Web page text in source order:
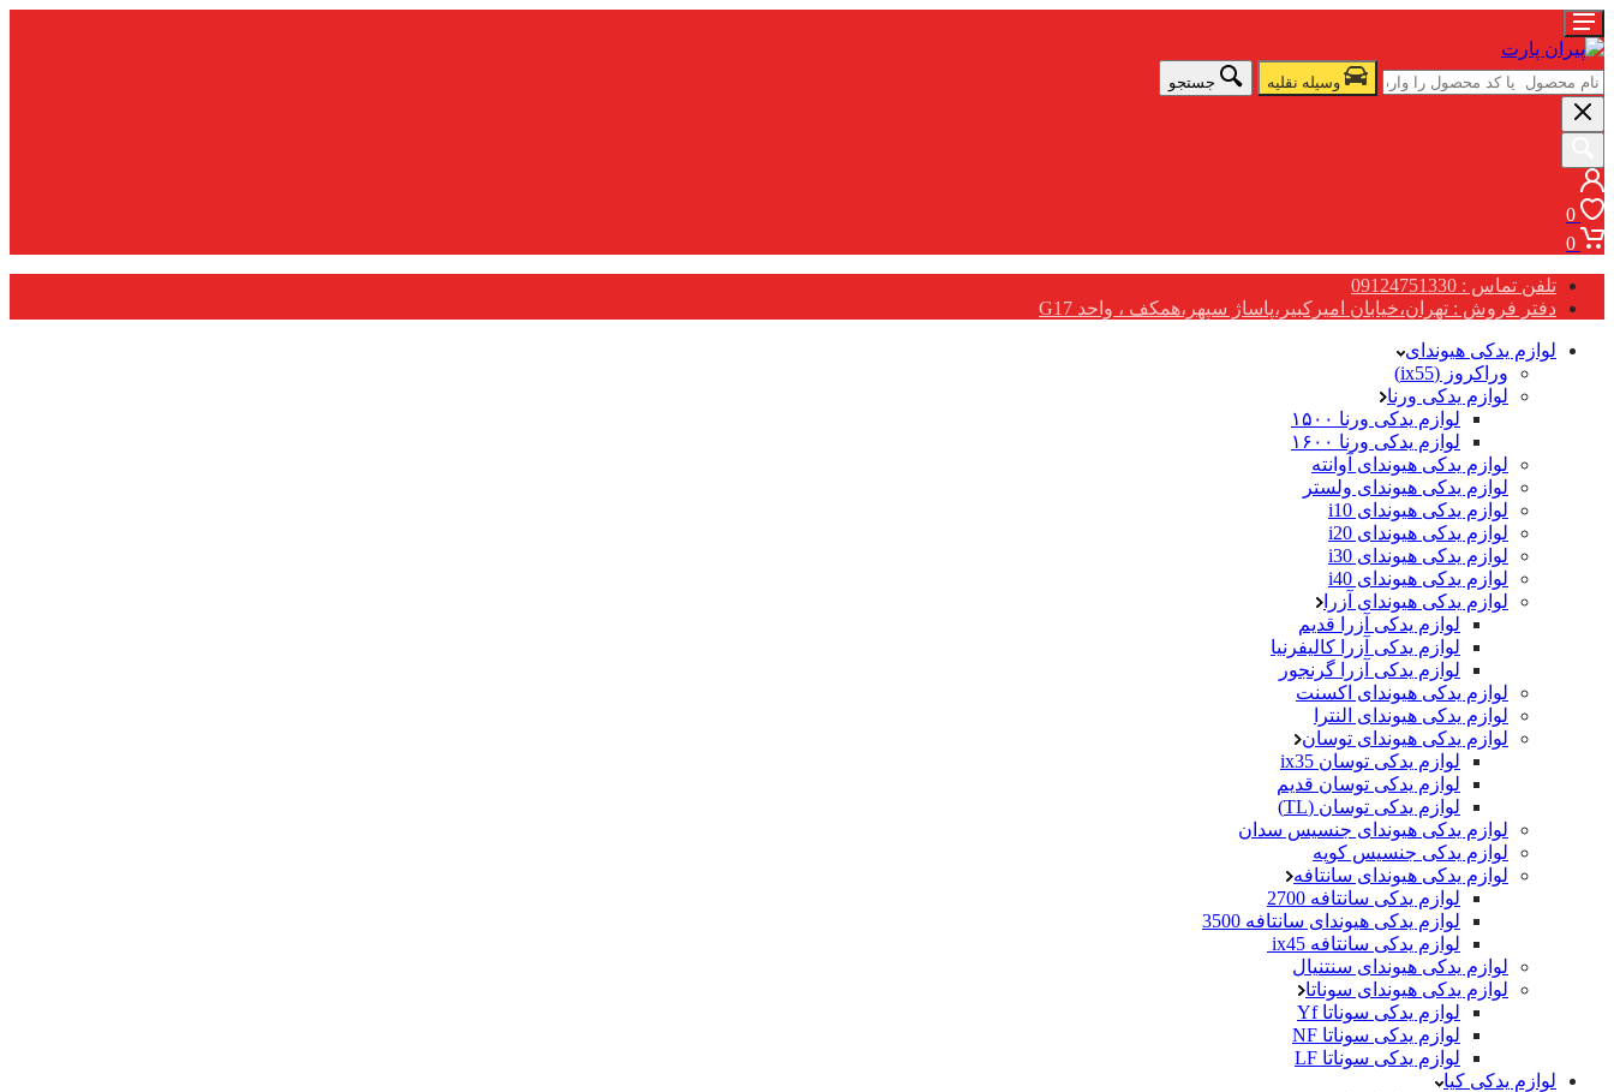
وسیله نقلیه جستجو
0
0
تلفن تماس : 09124751330
دفتر فروش : تهران،خیابان امیرکبیر،پاساژ سپهر،همکف ، واحد G17
لوازم یدکی هیوندای
وراکروز (ix55)
لوازم یدکی ورنا
لوازم یدکی ورنا ۱۵۰۰
لوازم یدکی ورنا ۱۶۰۰
لوازم یدکی هیوندای آوانته
لوازم یدکی هیوندای ولستر
لوازم یدکی هیوندای i10
لوازم یدکی هیوندای i20
لوازم یدکی هیوندای i30
لوازم یدکی هیوندای i40
لوازم یدکی هیوندای آزرا
لوازم یدکی آزرا قدیم
لوازم یدکی آزرا کالیفرنیا
لوازم یدکی آزرا گرنجور
لوازم یدکی هیوندای اکسنت
لوازم یدکی هیوندای النترا
لوازم یدکی هیوندای توسان
لوازم یدکی توسان ix35
لوازم یدکی توسان قدیم
لوازم یدکی توسان (TL)
لوازم یدکی هیوندای جنسیس سدان
لوازم یدکی جنسیس کوپه
لوازم یدکی هیوندای سانتافه
لوازم یدکی سانتافه 2700
لوازم یدکی هیوندای سانتافه 3500
لوازم یدکی سانتافه ix45
لوازم یدکی هیوندای سنتنیال
لوازم یدکی هیوندای سوناتا
لوازم یدکی سوناتا Yf
لوازم یدکی سوناتا NF
لوازم یدکی سوناتا LF
لوازم یدکی کیا